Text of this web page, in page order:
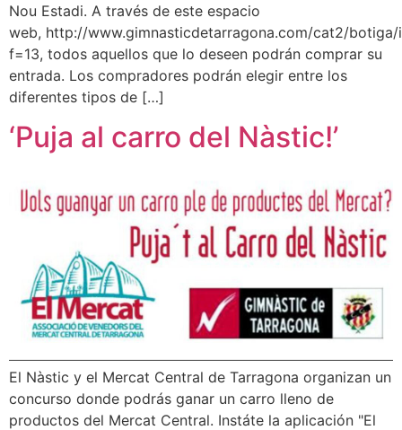
Nou Estadi. A través de este espacio
web, http://www.gimnasticdetarragona.com/cat2/botiga/
f=13, todos aquellos que lo deseen podrán comprar su
entrada. Los compradores podrán elegir entre los
diferentes tipos de […]
‘Puja al carro del Nàstic!’
El Nàstic y el Mercat Central de Tarragona organizan un
concurso donde podrás ganar un carro lleno de
productos del Mercat Central. Instáte la aplicación "El